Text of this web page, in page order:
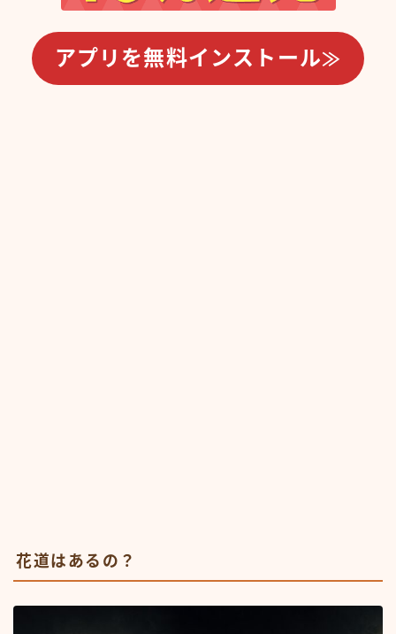
アプリを無料インストール≫
花道はあるの？